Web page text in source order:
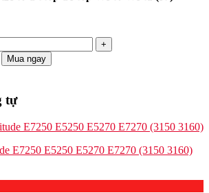
Mua ngay
tự
E7250 E5250 E5270 E7270 (3150 3160)